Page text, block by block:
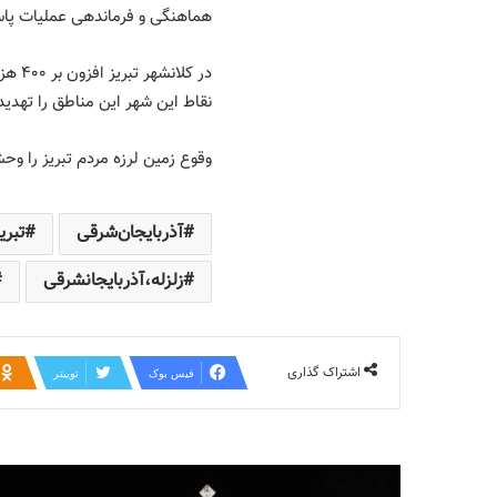
هماهنگی و فرماندهی عملیات
در
نقاط این شهر این مناطق را
وقوع زمین لرزه مردم تبریز را
آذربایجان‌شرقی
زلزله،آذربایجانشرقی
اشتراک گذاری فیس بوک توییتر